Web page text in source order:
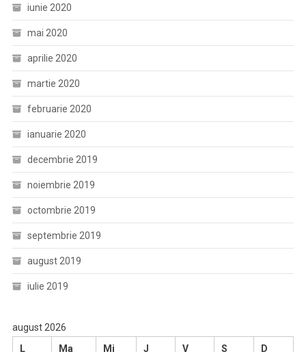
iunie 2020
mai 2020
aprilie 2020
martie 2020
februarie 2020
ianuarie 2020
decembrie 2019
noiembrie 2019
octombrie 2019
septembrie 2019
august 2019
iulie 2019
august 2026
L
Ma Mi J V S D